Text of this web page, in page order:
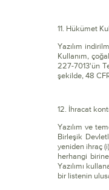
11. Hükümet
Yazılım
Kullanım,
227-7013'ün
şekilde, 48
12. İhracat
Yazılım ve
Birleşik
yeniden ihraç
herhangi
Yazılımı
bir listenin